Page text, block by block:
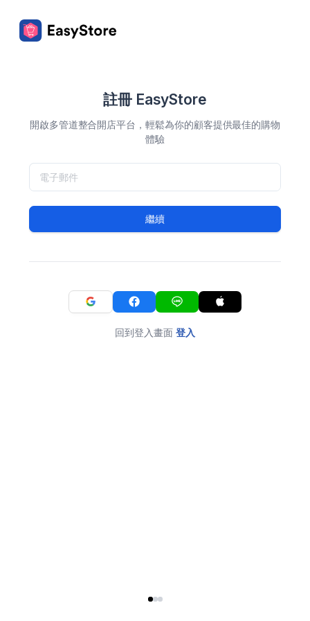
註冊 EasyStore
開啟多管道整合開店平台，輕鬆為你的顧客提供最佳的購物
體驗
繼續
回到登入畫面 登入